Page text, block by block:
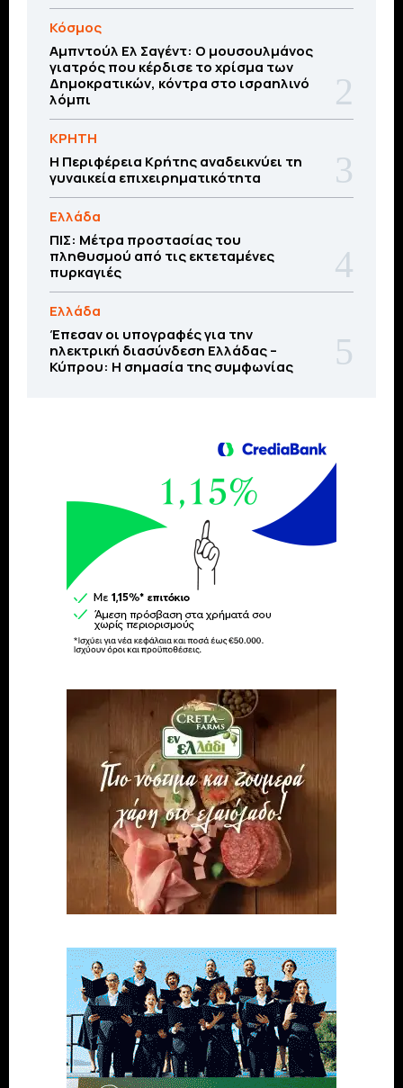
Κόσμος
Αμπντούλ Ελ Σαγέντ: Ο μουσουλμάνος
γιατρός που κέρδισε το χρίσμα των
Δημοκρατικών, κόντρα στο ισραηλινό
λόμπι
ΚΡΗΤΗ
Η Περιφέρεια Κρήτης αναδεικνύει τη
γυναικεία επιχειρηματικότητα
Ελλάδα
ΠΙΣ: Μέτρα προστασίας του
πληθυσμού από τις εκτεταμένες
πυρκαγιές
Ελλάδα
Έπεσαν οι υπογραφές για την
ηλεκτρική διασύνδεση Ελλάδας –
Κύπρου: H σημασία της συμφωνίας